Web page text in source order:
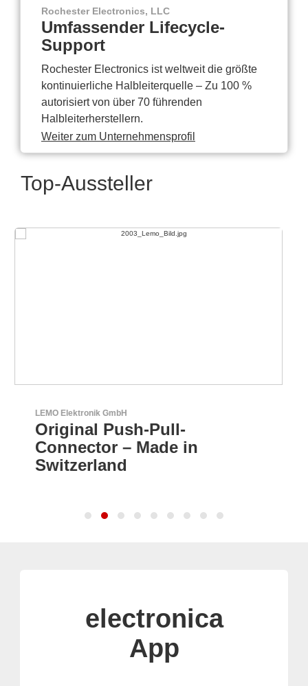
Rochester Electronics, LLC
Umfassender Lifecycle-
Support
Rochester Electronics ist weltweit die größte
kontinuierliche Halbleiterquelle – Zu 100 %
autorisiert von über 70 führenden
Halbleiterherstellern.
Weiter zum Unternehmensprofil
Top-Aussteller
AC/DC- & DC/DC-
electronica
App